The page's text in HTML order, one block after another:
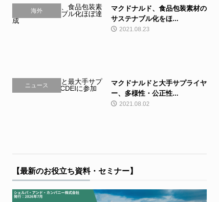
海外
マクドナルド、食品包装素材の
サステナブル化をほ...
2021.08.23
ニュース
マクドナルドと大手サプライヤ
ー、多様性・公正性...
2021.08.02
【最新のお役立ち資料・セミナー】